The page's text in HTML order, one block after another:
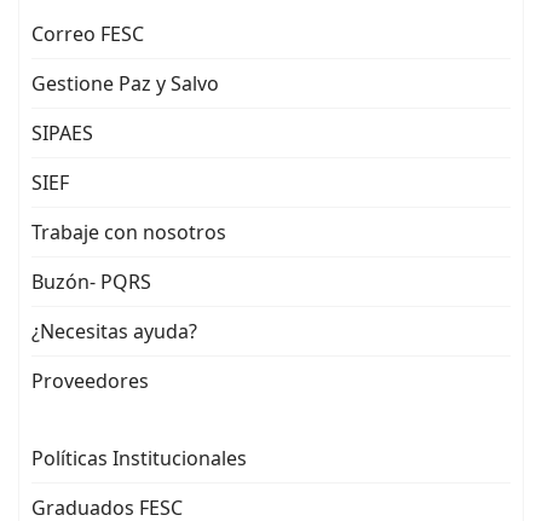
Correo FESC
Gestione Paz y Salvo
SIPAES
SIEF
Trabaje con nosotros
Buzón- PQRS
¿Necesitas ayuda?
Proveedores
Políticas Institucionales
Graduados FESC